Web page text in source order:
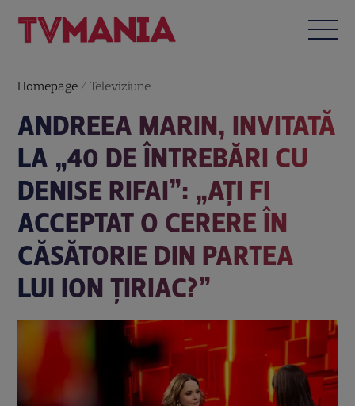
Homepage / Televiziune
ANDREEA MARIN, INVITATĂ
LA „40 DE ÎNTREBĂRI CU
DENISE RIFAI”: „AȚI FI
ACCEPTAT O CERERE ÎN
CĂSĂTORIE DIN PARTEA
LUI ION ȚIRIAC?”